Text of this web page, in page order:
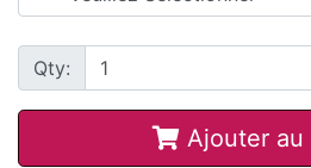
Qty:
Ajouter au